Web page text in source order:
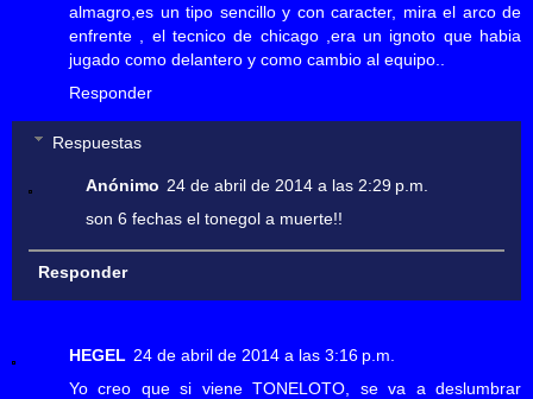
almagro,es un tipo sencillo y con caracter, mira el arco de
enfrente , el tecnico de chicago ,era un ignoto que habia
jugado como delantero y como cambio al equipo..
Responder
Respuestas
Anónimo 24 de abril de 2014 a las 2:29 p.m.
son 6 fechas el tonegol a muerte!!
Responder
HEGEL 24 de abril de 2014 a las 3:16 p.m.
Yo creo que si viene TONELOTO, se va a deslumbrar